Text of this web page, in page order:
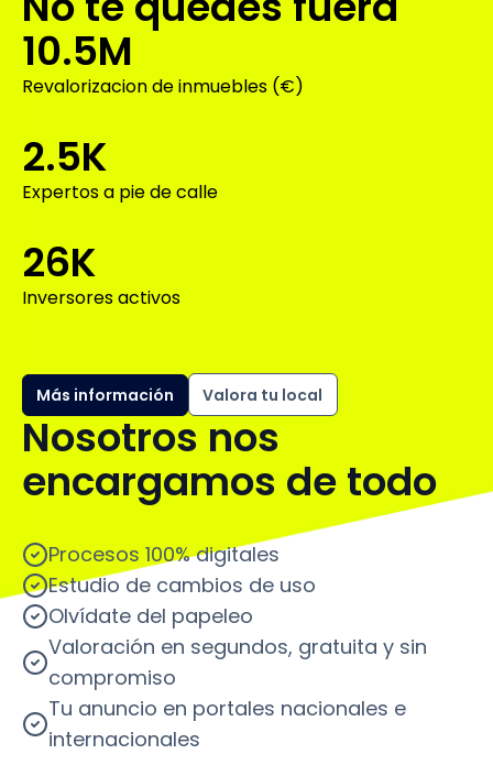
10.5M
Revalorizacion de inmuebles (€)
2.5K
Expertos a pie de calle
26K
Inversores activos
Más información Valora tu local
Nosotros nos
encargamos de todo
Procesos 100% digitales
Estudio de cambios de uso
Olvídate del papeleo
Valoración en segundos, gratuita y sin
compromiso
Tu anuncio en portales nacionales e
internacionales